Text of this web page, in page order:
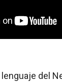
del